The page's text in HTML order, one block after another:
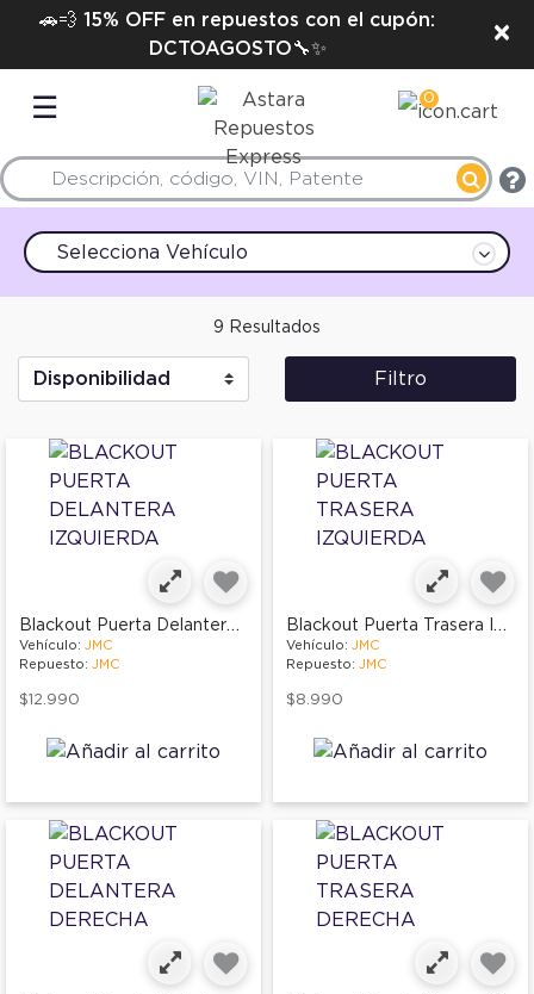
🚗💨 15% OFF en repuestos con el cupón:
DCTOAGOSTO🔧✨
×
☰ 0
Selecciona Vehículo
9 Resultados
Filtro
Blackout Puerta Delantera Izquierda
Vehículo: JMC
Repuesto: JMC
$12.990
Blackout Puerta Trasera Izquierda
Vehículo: JMC
Repuesto: JMC
$8.990